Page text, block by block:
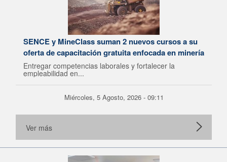
SENCE y MineClass suman 2 nuevos cursos a su
oferta de capacitación gratuita enfocada en minería
Entregar competencias laborales y fortalecer la
empleabilidad en...
Miércoles, 5 Agosto, 2026 - 09:11
Ver más